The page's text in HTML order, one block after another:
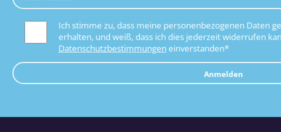
Ich stimme zu, dass meine personenbezogenen Daten
erhalten, und weiß, dass ich dies jederzeit widerrufen
Datenschutzbestimmungen einverstanden*
Anmelden